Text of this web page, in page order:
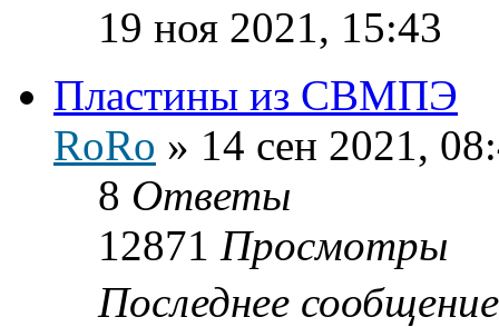
19 ноя 2021, 15:43
Пластины из СВМПЭ
RoRo » 14 сен 2021,
8 Ответы
12871 Просмотры
Последнее